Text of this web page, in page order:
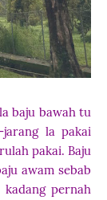
baju bawah tu
jarang la pakai
pakai. Baju
awam sebab
pernah